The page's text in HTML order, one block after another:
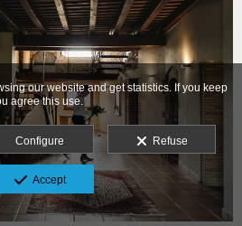
our website and get statistics. If you keep
agree this use.
Configure Refuse
Accept